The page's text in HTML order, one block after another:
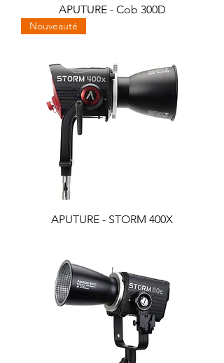
APUTURE - Cob 300D
Nouveauté
APUTURE - STORM 400X